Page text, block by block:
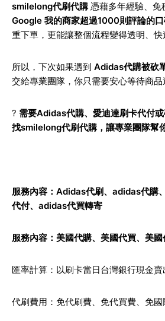
smilelong代刷代購 憑藉多年經驗、免
Google 我的商家超過1000則評論的
重下單，更能讓整個流程變得透明、快
所以，下次如果遇到 Adidas代購被砍
交給專業團隊，你只需要安心等待商品
? 需要Adidas代購、愛迪達刷卡代付
找smilelong代刷代購，讓專業團隊幫
服務內容：Adidas代刷、 adidas代購、
代付、adidas代買轉寄
服務內容： 美國代購、 美國代買、 美國
匯率計算：以刷卡當日台灣銀行現金
代刷費用：免代刷費、免代買費、免國